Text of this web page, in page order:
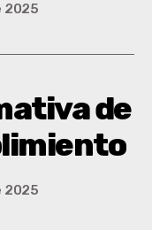
2025
de
2025